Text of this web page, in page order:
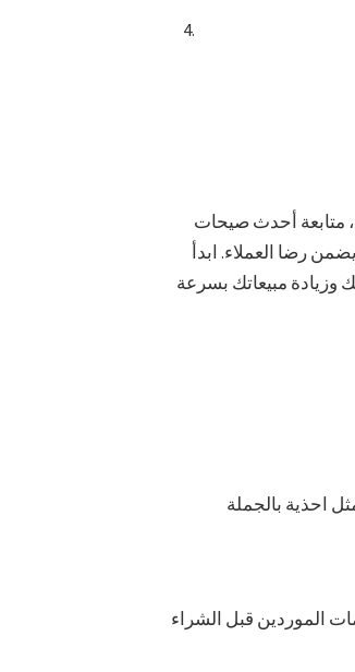
متابعة أحدث صيحات
رضا العملاء. ابدأ
مبيعاتك بسرعة